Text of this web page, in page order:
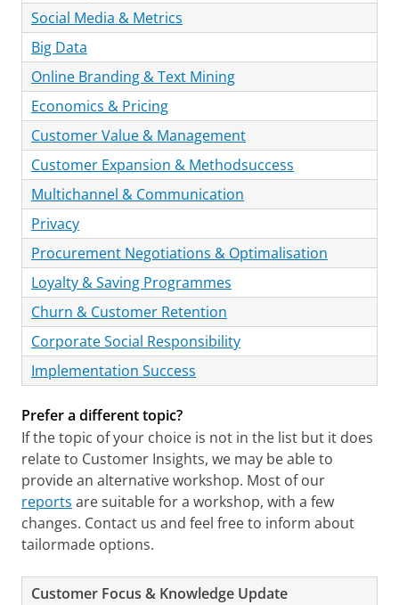
Social Media & Metrics
Big Data
Online Branding & Text Mining
Economics & Pricing
Customer Value & Management
Customer Expansion & Methodsuccess
Multichannel & Communication
Privacy
Procurement Negotiations & Optimalisation
Loyalty & Saving Programmes
Churn & Customer Retention
Corporate Social Responsibility
Implementation Success
Prefer a different topic?
If the topic of your choice is not in the list but it does
relate to Customer Insights, we may be able to
provide an alternative workshop. Most of our
reports are suitable for a workshop, with a few
changes. Contact us and feel free to inform about
tailormade options.
Customer Focus & Knowledge Update